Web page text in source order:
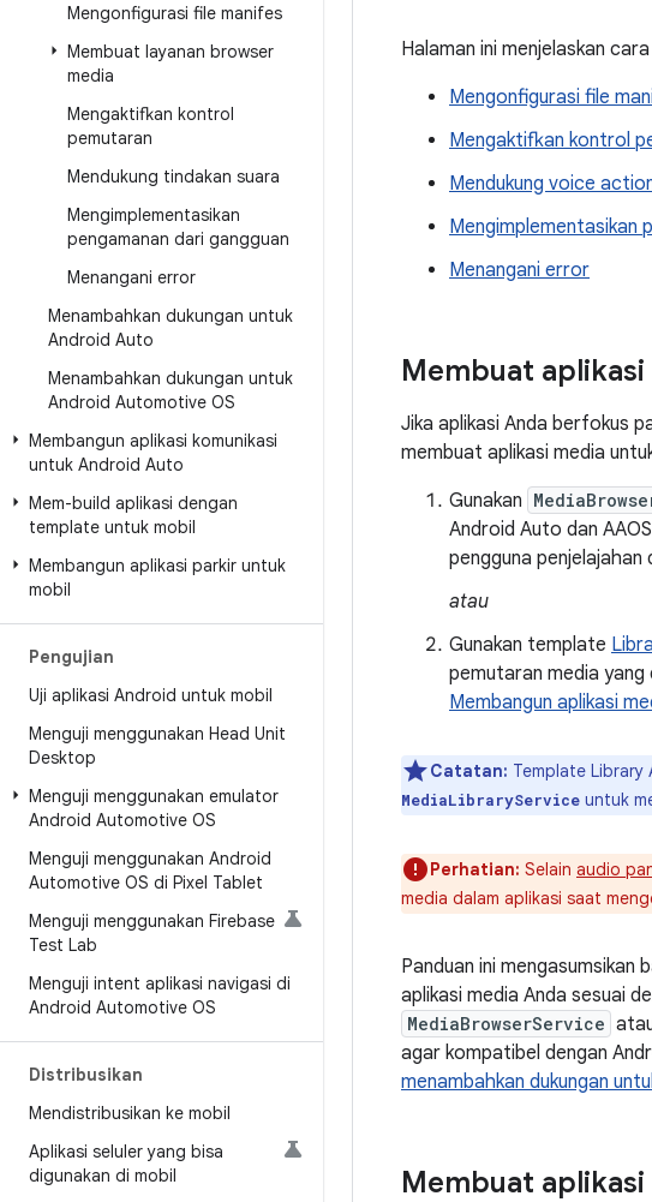
Mengonfigurasi file manifes
Membuat layanan browser
media
Mengaktifkan kontrol
pemutaran
Mendukung tindakan suara
Mengimplementasikan
pengamanan dari gangguan
Menangani error
Menambahkan dukungan untuk
Android Auto
Menambahkan dukungan untuk
Android Automotive OS
Membangun aplikasi komunikasi
untuk Android Auto
Mem-build aplikasi dengan
template untuk mobil
Membangun aplikasi parkir untuk
mobil
Pengujian
Uji aplikasi Android untuk mobil
Menguji menggunakan Head Unit
Desktop
Menguji menggunakan emulator
Android Automotive OS
Menguji menggunakan Android
Automotive OS di Pixel Tablet
Menguji menggunakan Firebase
Test Lab
Menguji intent aplikasi navigasi di
Android Automotive OS
Distribusikan
Mendistribusikan ke mobil
Aplikasi seluler yang bisa
digunakan di mobil
Halaman ini menjelaskan
Mengonfigurasi file
Mengaktifkan kontrol
Mendukung voice
Mengimplementasikan
Menangani error
Membuat
Jika aplikasi Anda berfokus
membuat aplikasi media
Gunakan
Android Auto dan
pengguna
atau
Gunakan template
pemutaran media yang
Membangun aplikasi
Catatan: Template Library
MediaLibraryService untuk
Perhatian: Selain audio
media dalam aplikasi saat
Panduan ini mengasumsikan
aplikasi media Anda sesuai
MediaBrowserService
agar kompatibel dengan
menambahkan dukungan
Membuat